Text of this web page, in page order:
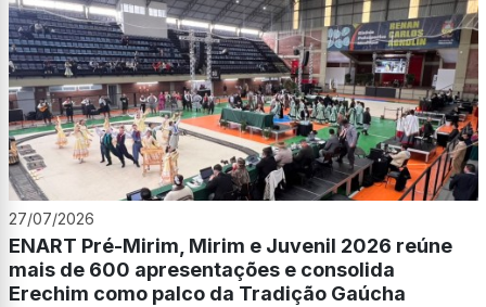
27/07/2026
ENART Pré-Mirim, Mirim e Juvenil 2026 reúne
mais de 600 apresentações e consolida
Erechim como palco da Tradição Gaúcha